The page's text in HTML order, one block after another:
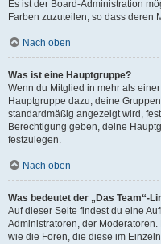
Es ist der Board-Administration
Farben zuzuteilen, so dass deren
Nach oben
Was ist eine Hauptgruppe?
Wenn du Mitglied in mehr als
Hauptgruppe dazu, deine
standardmäßig angezeigt wird,
Berechtigung geben, deine
festzulegen.
Nach oben
Was bedeutet der „Das Team“-
Auf dieser Seite findest du eine
Administratoren, der
wie die Foren, die diese im